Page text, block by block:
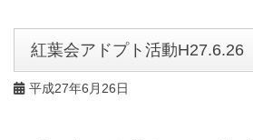
紅葉会アドプト活動H27.6.26
平成27年6月26日